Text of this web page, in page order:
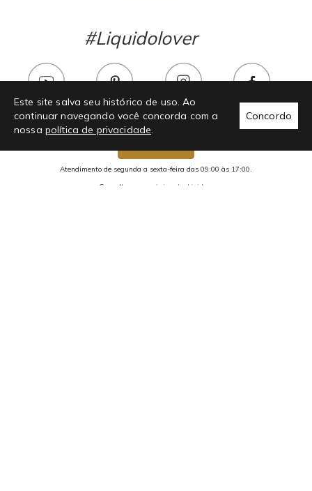
Este site salva seu histórico de uso. Ao
continuar navegando você concorda com a
nossa política de privacidade.
Concordo
#Liquidolover
Atendimento de segunda a sexta-feira das 09:00 às 17:00.
Consulte nossa
página de dúvidas.